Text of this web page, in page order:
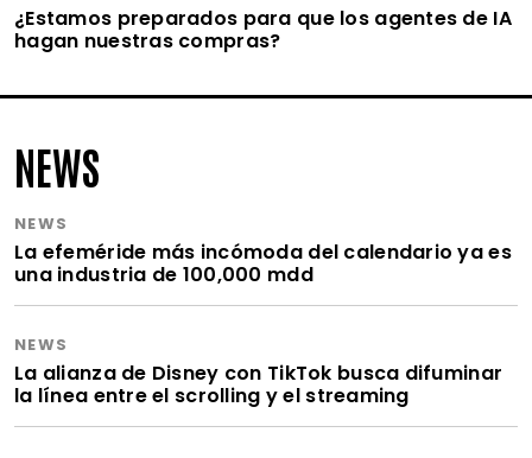
¿Estamos preparados para que los agentes de IA
hagan nuestras compras?
NEWS
NEWS
La efeméride más incómoda del calendario ya es
una industria de 100,000 mdd
NEWS
La alianza de Disney con TikTok busca difuminar
la línea entre el scrolling y el streaming